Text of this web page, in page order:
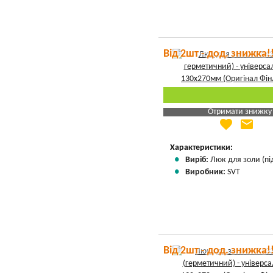
Від 2шт - дод.
Отримати знижку
Яка Ваша ціна
favorite email
Характеристики:
Виріб: Люк для золи
Виробник: SVT
Від 2шт - дод.